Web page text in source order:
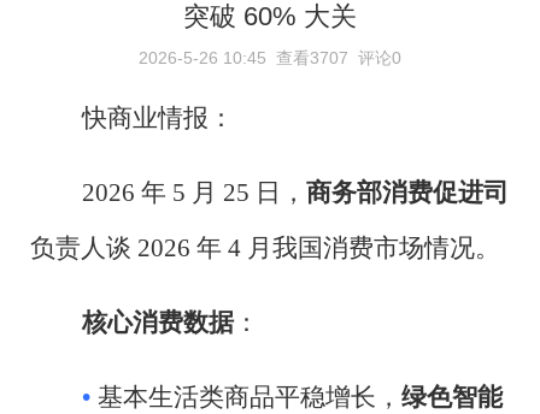
突破 60% 大关
2026-5-26 10:45 查看3707 评论0
快商业情报：
2026 年 5 月 25 日， 商务部消费促进司
负责人谈 2026 年 4 月我国消费市场情况。
核心消费数据：
• 基本生活类商品平稳增长， 绿色智能